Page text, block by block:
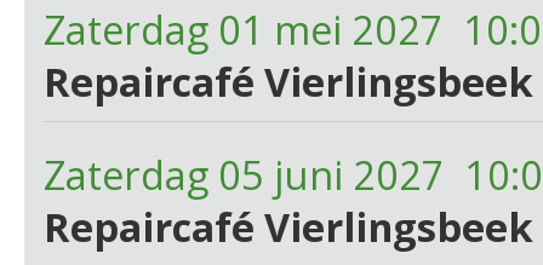
Zaterdag 01 mei 2027
Repaircafé
Zaterdag 05 juni 2027
Repaircafé